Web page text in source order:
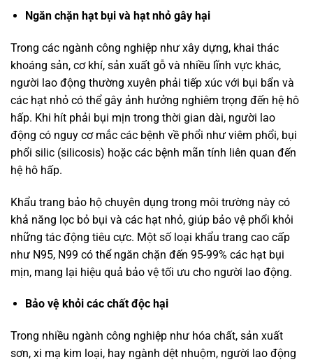
Ngăn chặn hạt bụi và hạt nhỏ gây hại
Trong các ngành công nghiệp như xây dựng, khai thác
khoáng sản, cơ khí, sản xuất gỗ và nhiều lĩnh vực khác,
người lao động thường xuyên phải tiếp xúc với bụi bẩn và
các hạt nhỏ có thể gây ảnh hưởng nghiêm trọng đến hệ hô
hấp. Khi hít phải bụi mịn trong thời gian dài, người lao
động có nguy cơ mắc các bệnh về phổi như viêm phổi, bụi
phổi silic (silicosis) hoặc các bệnh mãn tính liên quan đến
hệ hô hấp.
Khẩu trang bảo hộ chuyên dụng trong môi trường này có
khả năng lọc bỏ bụi và các hạt nhỏ, giúp bảo vệ phổi khỏi
những tác động tiêu cực. Một số loại khẩu trang cao cấp
như N95, N99 có thể ngăn chặn đến 95-99% các hạt bụi
mịn, mang lại hiệu quả bảo vệ tối ưu cho người lao động.
Bảo vệ khỏi các chất độc hại
Trong nhiều ngành công nghiệp như hóa chất, sản xuất
sơn, xi mạ kim loại, hay ngành dệt nhuộm, người lao động